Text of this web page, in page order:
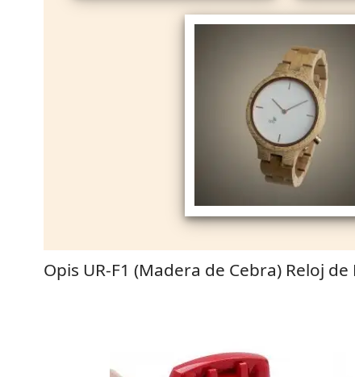
Opis UR-F1 (Madera de Cebra) Reloj